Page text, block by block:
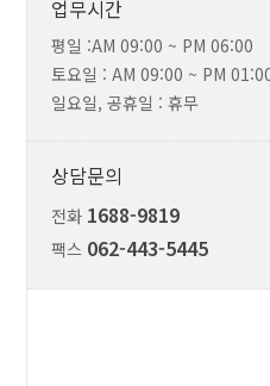
업무시간
평일 :AM 09:00 ~ PM 06:00
토요일 : AM 09:00 ~ PM
일요일, 공휴일 : 휴무
상담문의
전화 1688-9819
팩스 062-443-5445